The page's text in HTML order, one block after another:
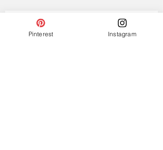
Inscrivez-vous à notre newsletter !
Pinterest Instagram